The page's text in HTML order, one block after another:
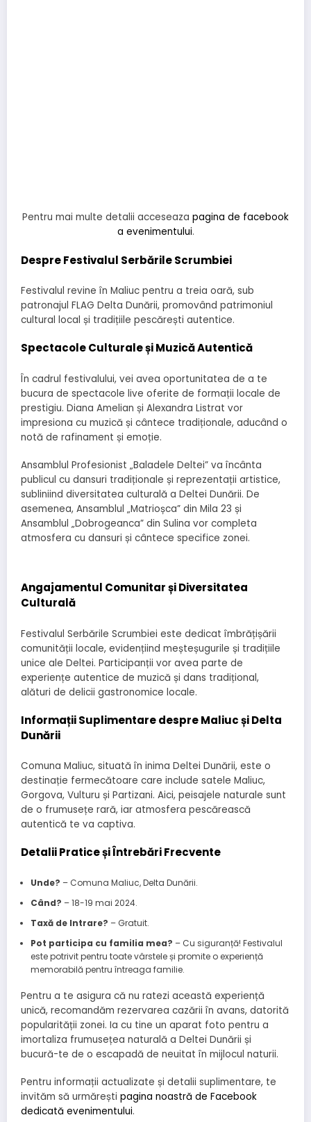
Pentru mai multe detalii acceseaza pagina de facebook
a evenimentului.
Despre Festivalul Serbările Scrumbiei
Festivalul revine în Maliuc pentru a treia oară, sub
patronajul FLAG Delta Dunării, promovând patrimoniul
cultural local și tradițiile pescărești autentice.
Spectacole Culturale și Muzică Autentică
În cadrul festivalului, vei avea oportunitatea de a te
bucura de spectacole live oferite de formații locale de
prestigiu. Diana Amelian și Alexandra Listrat vor
impresiona cu muzică și cântece tradiționale, aducând o
notă de rafinament și emoție.
Ansamblul Profesionist „Baladele Deltei” va încânta
publicul cu dansuri tradiționale și reprezentații artistice,
subliniind diversitatea culturală a Deltei Dunării. De
asemenea, Ansamblul „Matrioșca” din Mila 23 și
Ansamblul „Dobrogeanca” din Sulina vor completa
atmosfera cu dansuri și cântece specifice zonei.
Angajamentul Comunitar și Diversitatea
Culturală
Festivalul Serbările Scrumbiei este dedicat îmbrățișării
comunității locale, evidențiind meșteșugurile și tradițiile
unice ale Deltei. Participanții vor avea parte de
experiențe autentice de muzică și dans tradițional,
alături de delicii gastronomice locale.
Informații Suplimentare despre Maliuc și Delta
Dunării
Comuna Maliuc, situată în inima Deltei Dunării, este o
destinație fermecătoare care include satele Maliuc,
Gorgova, Vulturu și Partizani. Aici, peisajele naturale sunt
de o frumusețe rară, iar atmosfera pescărească
autentică te va captiva.
Detalii Pratice și Întrebări Frecvente
Unde? – Comuna Maliuc, Delta Dunării.
Când? – 18-19 mai 2024.
Taxă de Intrare? – Gratuit.
Pot participa cu familia mea? – Cu siguranță! Festivalul
este potrivit pentru toate vârstele și promite o experiență
memorabilă pentru întreaga familie.
Pentru a te asigura că nu ratezi această experiență
unică, recomandăm rezervarea cazării în avans, datorită
popularității zonei. Ia cu tine un aparat foto pentru a
imortaliza frumusețea naturală a Deltei Dunării și
bucură-te de o escapadă de neuitat în mijlocul naturii.
Pentru informații actualizate și detalii suplimentare, te
invităm să urmărești pagina noastră de Facebook
dedicată evenimentului.